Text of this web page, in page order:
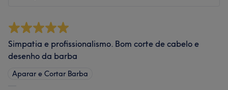
Simpatia e profissionalismo. Bom corte de cabelo e
desenho da barba
Aparar e Cortar Barba